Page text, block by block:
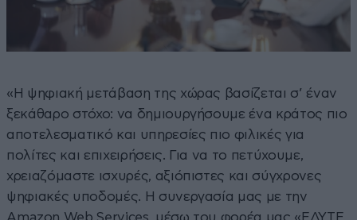
«Η ψηφιακή μετάβαση της χώρας βασίζεται σ’ έναν
ξεκάθαρο στόχο: να δημιουργήσουμε ένα κράτος πιο
αποτελεσματικό και υπηρεσίες πιο φιλικές για
πολίτες και επιχειρήσεις. Για να το πετύχουμε,
χρειαζόμαστε ισχυρές, αξιόπιστες και σύγχρονες
ψηφιακές υποδομές. Η συνεργασία μας με την
Amazon Web Services, μέσω του φορέα μας «ΕΔΥΤΕ